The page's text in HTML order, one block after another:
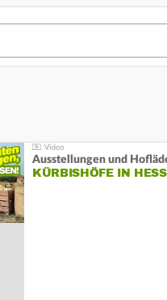
Ausstellungen und
KÜRBISHÖFE IN